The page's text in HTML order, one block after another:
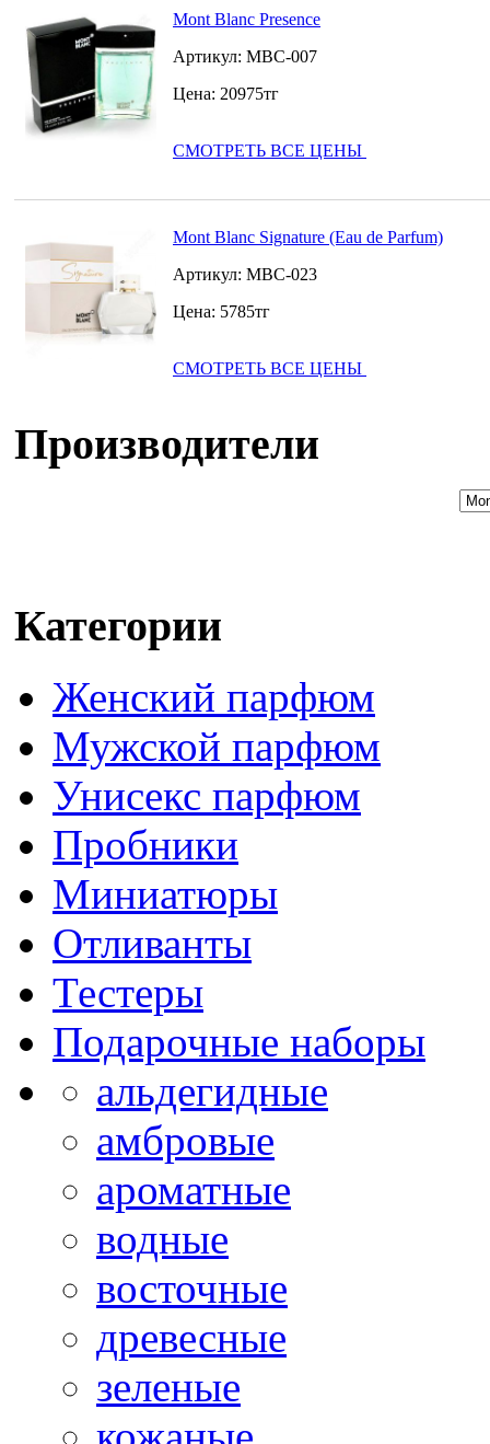
Mont Blanc Presence
Артикул: MBC-007
Цена: 20975тг
СМОТРЕТЬ ВСЕ ЦЕНЫ
Mont Blanc Signature (Eau de Parfum)
Артикул: MBC-023
Цена: 5785тг
СМОТРЕТЬ ВСЕ ЦЕНЫ
Производители
Категории
Женский парфюм
Мужской парфюм
Унисекс парфюм
Пробники
Миниатюры
Отливанты
Тестеры
Подарочные наборы
альдегидные
амбровые
ароматные
водные
восточные
древесные
зеленые